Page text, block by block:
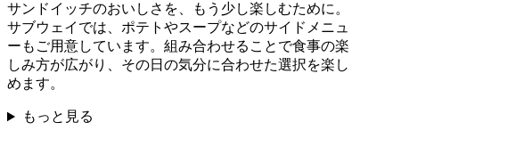
サンドイッチのおいしさを、もう少し楽しむために。
サブウェイでは、ポテトやスープなどのサイドメニュ
ーもご用意しています。組み合わせることで食事の楽
しみ方が広がり、その日の気分に合わせた選択を楽し
めます。
もっと見る